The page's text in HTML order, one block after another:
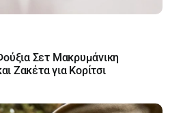
Σετ Μακρυμάνικη
Ζακέτα για Κορίτσι